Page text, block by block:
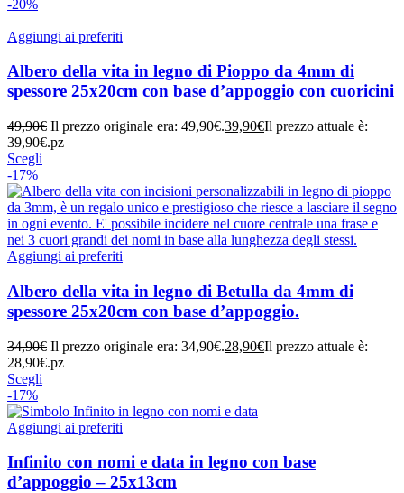
-20%
Aggiungi ai preferiti
Albero della vita in legno di Pioppo da 4mm di
spessore 25x20cm con base d’appoggio con cuoricini
49,90€ Il prezzo originale era: 49,90€.39,90€Il prezzo attuale è:
39,90€.pz
Scegli
-17%
Aggiungi ai preferiti
Albero della vita in legno di Betulla da 4mm di
spessore 25x20cm con base d’appoggio.
34,90€ Il prezzo originale era: 34,90€.28,90€Il prezzo attuale è:
28,90€.pz
Scegli
-17%
Aggiungi ai preferiti
Infinito con nomi e data in legno con base
d’appoggio – 25x13cm